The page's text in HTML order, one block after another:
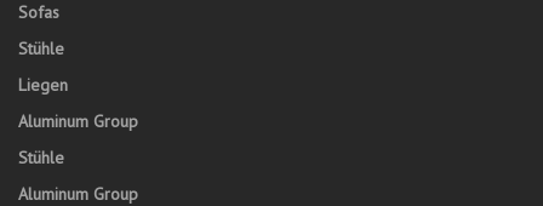
Sofas
Stühle
Liegen
Aluminum Group
Stühle
Aluminum Group